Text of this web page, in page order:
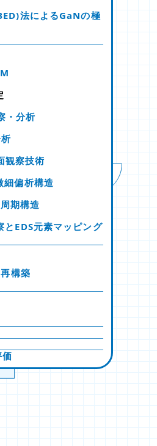
法によるGaNの極
・分析
観察技術
細偏析構造
期構造
とEDS元素マッピング
構築